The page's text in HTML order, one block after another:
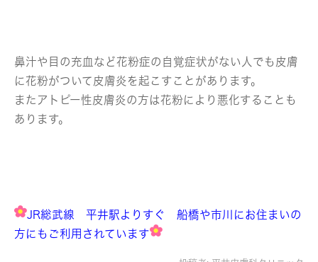
鼻汁や目の充血など花粉症の自覚症状がない人でも皮膚
に花粉がついて皮膚炎を起こすことがあります。
またアトピー性皮膚炎の方は花粉により悪化することも
あります。
JR総武線 平井駅よりすぐ 船橋や市川にお住まいの
方にもご利用されています